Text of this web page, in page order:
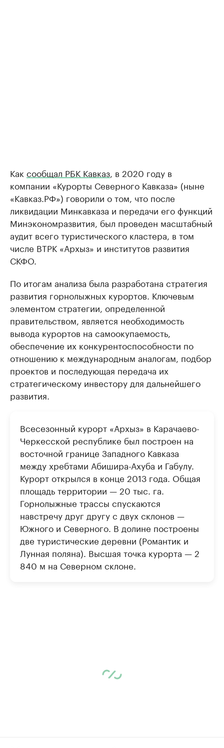
Как сообщал РБК Кавказ, в 2020 году в
компании «Курорты Северного Кавказа» (ныне
«Кавказ.РФ») говорили о том, что после
ликвидации Минкавказа и передачи его функций
Минэкономразвития, был проведен масштабный
аудит всего туристического кластера, в том
числе ВТРК «Архыз» и институтов развития
СКФО.
По итогам анализа была разработана стратегия
развития горнолыжных курортов. Ключевым
элементом стратегии, определенной
правительством, является необходимость
вывода курортов на самоокупаемость,
обеспечение их конкурентоспособности по
отношению к международным аналогам, подбор
проектов и последующая передача их
стратегическому инвестору для дальнейшего
развития.
Всесезонный курорт «Архыз» в Карачаево-
Черкесской республике был построен на
восточной границе Западного Кавказа
между хребтами Абишира-Ахуба и Габулу.
Курорт открылся в конце 2013 года. Общая
площадь территории — 20 тыс. га.
Горнолыжные трассы спускаются
навстречу друг другу с двух склонов —
Южного и Северного. В долине построены
две туристические деревни (Романтик и
Лунная поляна). Высшая точка курорта — 2
840 м на Северном склоне.